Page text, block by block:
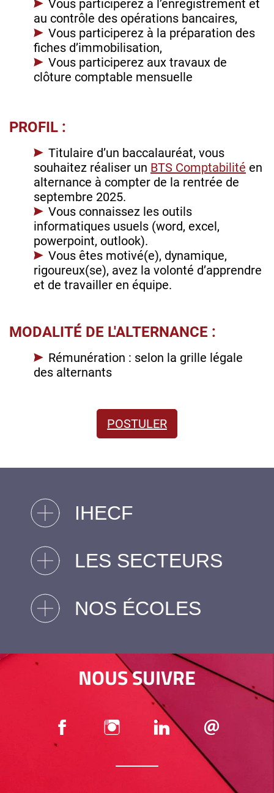
Vous participerez à l’enregistrement et
au contrôle des opérations bancaires,
Vous participerez à la préparation des
fiches d’immobilisation,
Vous participerez aux travaux de
clôture comptable mensuelle
PROFIL :
Titulaire d’un baccalauréat, vous
souhaitez réaliser un BTS Comptabilité en
alternance à compter de la rentrée de
septembre 2025.
Vous connaissez les outils
informatiques usuels (word, excel,
powerpoint, outlook).
Vous êtes motivé(e), dynamique,
rigoureux(se), avez la volonté d’apprendre
et de travailler en équipe.
MODALITÉ DE L'ALTERNANCE :
Rémunération : selon la grille légale
des alternants
POSTULER
IHECF
LES SECTEURS
NOS ÉCOLES
NOUS SUIVRE